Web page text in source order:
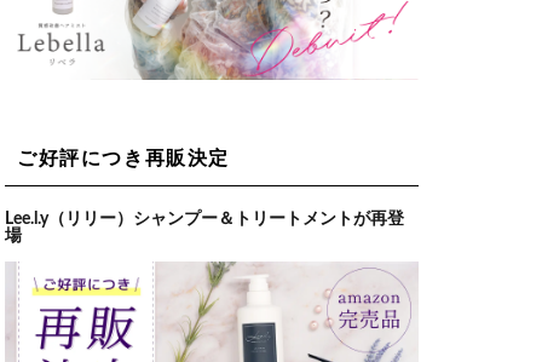
ご好評につき再販決定
Lee.l.y（リリー）シャンプー＆トリートメントが再登
場